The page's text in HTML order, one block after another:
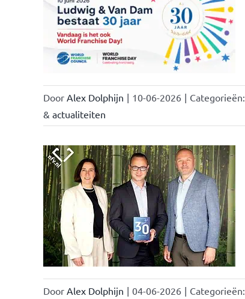
Door Alex Dolphijn | 10-06-2026 | Categorieën:
& actualiteiten
Door Alex Dolphijn | 04-06-2026 | Categorieën: